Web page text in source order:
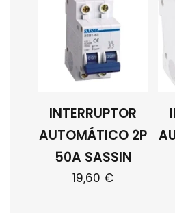
INTERRUPTOR
AUTOMÁTICO 2P
50A SASSIN
19,60 €